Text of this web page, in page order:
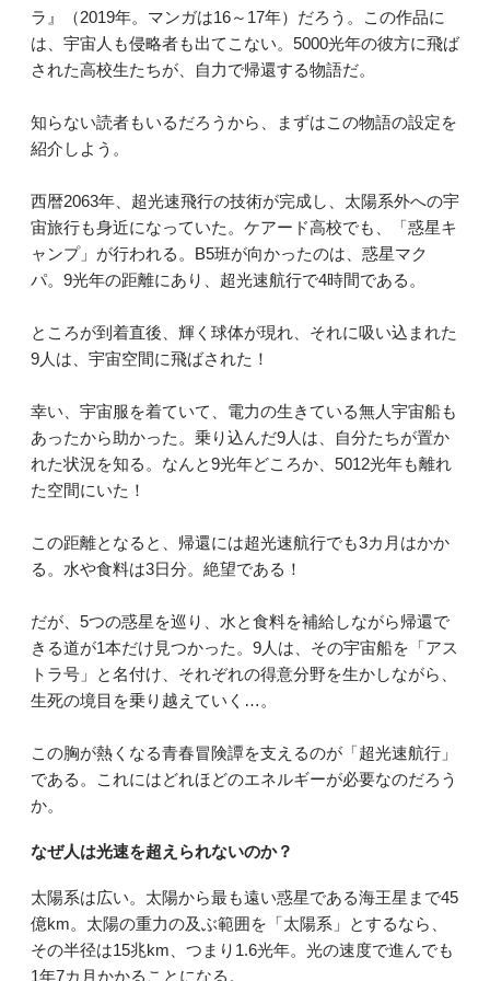
ラ』（2019年。マンガは16～17年）だろう。この作品に
は、宇宙人も侵略者も出てこない。5000光年の彼方に飛ば
された高校生たちが、自力で帰還する物語だ。
知らない読者もいるだろうから、まずはこの物語の設定を
紹介しよう。
西暦2063年、超光速飛行の技術が完成し、太陽系外への宇
宙旅行も身近になっていた。ケアード高校でも、「惑星キ
ャンプ」が行われる。B5班が向かったのは、惑星マク
パ。9光年の距離にあり、超光速航行で4時間である。
ところが到着直後、輝く球体が現れ、それに吸い込まれた
9人は、宇宙空間に飛ばされた！
幸い、宇宙服を着ていて、電力の生きている無人宇宙船も
あったから助かった。乗り込んだ9人は、自分たちが置か
れた状況を知る。なんと9光年どころか、5012光年も離れ
た空間にいた！
この距離となると、帰還には超光速航行でも3カ月はかか
る。水や食料は3日分。絶望である！
だが、5つの惑星を巡り、水と食料を補給しながら帰還で
きる道が1本だけ見つかった。9人は、その宇宙船を「アス
トラ号」と名付け、それぞれの得意分野を生かしながら、
生死の境目を乗り越えていく…。
この胸が熱くなる青春冒険譚を支えるのが「超光速航行」
である。これにはどれほどのエネルギーが必要なのだろう
か。
なぜ人は光速を超えられないのか？
太陽系は広い。太陽から最も遠い惑星である海王星まで45
億km。太陽の重力の及ぶ範囲を「太陽系」とするなら、
その半径は15兆km、つまり1.6光年。光の速度で進んでも
1年7カ月かかることになる。